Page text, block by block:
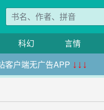
科幻 言情
客户端无广告APP ↓↓↓